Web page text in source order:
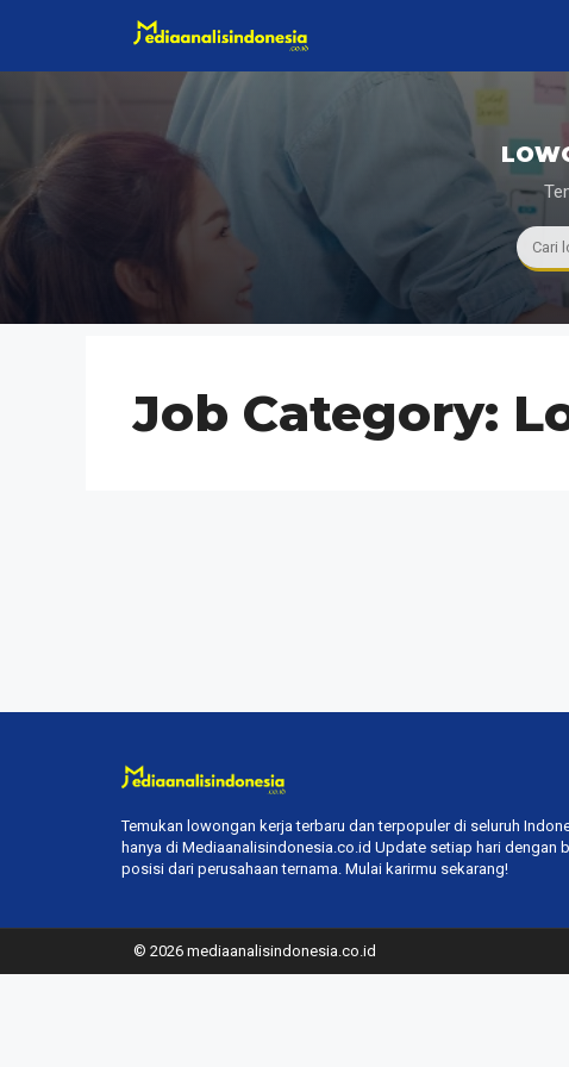
Job Category:
Temukan lowongan kerja terbaru dan terpopuler di seluruh
hanya di Mediaanalisindonesia.co.id Update setiap hari dengan
posisi dari perusahaan ternama. Mulai karirmu sekarang!
© 2026 mediaanalisindonesia.co.id